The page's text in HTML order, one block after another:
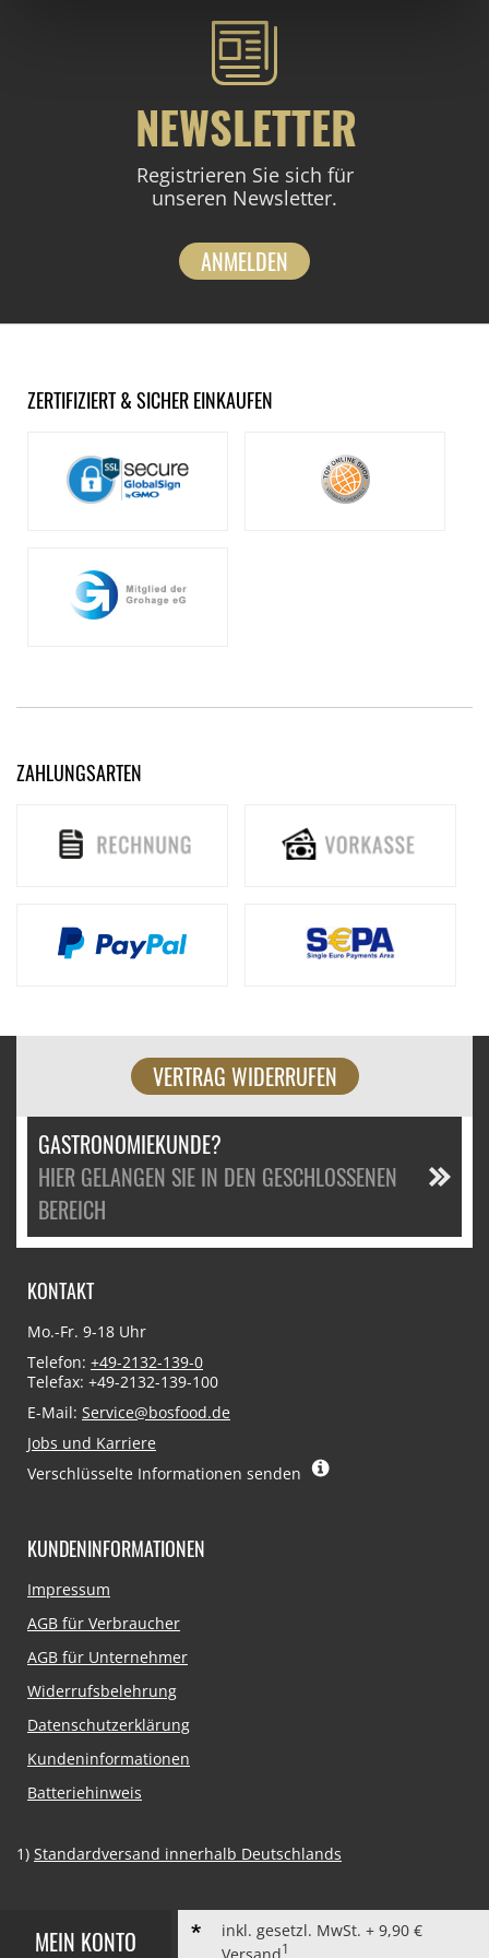
NEWSLETTER
Registrieren Sie sich für
unseren Newsletter.
ANMELDEN
ZERTIFIZIERT & SICHER EINKAUFEN
ZAHLUNGSARTEN
VERTRAG WIDERRUFEN
GASTRONOMIEKUNDE?
HIER GELANGEN SIE IN DEN GESCHLOSSENEN
BEREICH
MEIN KONTO
inkl. gesetzl. MwSt. + 9,90 €
1
KONTAKT
Mo.-Fr. 9-18 Uhr
Telefon: +49-2132-139-0
Telefax: +49-2132-139-100
E-Mail: Service@bosfood.de
Jobs und Karriere
Verschlüsselte Informationen senden
KUNDENINFORMATIONEN
Navigation
Impressum
AGB für Verbraucher
AGB für Unternehmer
Widerrufsbelehrung
Datenschutzerklärung
Kundeninformationen
Batteriehinweis
1) Standardversand innerhalb Deutschlands